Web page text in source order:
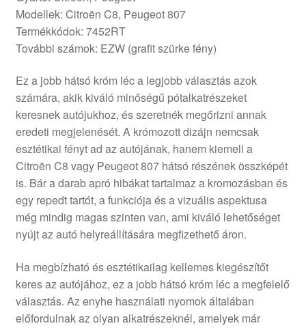
Modellek: Citroën C8, Peugeot 807
Termékkódok: 7452RT
További számok: EZW (grafit szürke fény)
Ez a jobb hátsó króm léc a legjobb választás azok
számára, akik kiváló minőségű pótalkatrészeket
keresnek autójukhoz, és szeretnék megőrizni annak
eredeti megjelenését. A krómozott dizájn nemcsak
esztétikai fényt ad az autójának, hanem kiemeli a
Citroën C8 vagy Peugeot 807 hátsó részének összképét
is. Bár a darab apró hibákat tartalmaz a kromozásban és
egy repedt tartót, a funkciója és a vizuális aspektusa
még mindig magas szinten van, ami kiváló lehetőséget
nyújt az autó helyreállítására megfizethető áron.
Ha megbízható és esztétikailag kellemes kiegészítőt
keres az autójához, ez a jobb hátsó króm léc a megfelelő
választás. Az enyhe használati nyomok általában
előfordulnak az olyan alkatrészeknél, amelyek már